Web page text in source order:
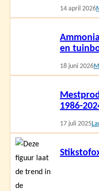
14 april 2026
en
18 juni 2026
1986-
17 juli 2025
Lees
meer